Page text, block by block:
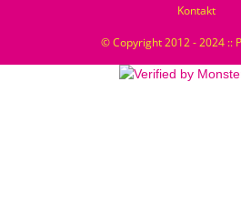
Kontakt
© Copyright 2012 - 2024 ::